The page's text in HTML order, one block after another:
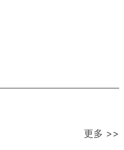
更多 >>